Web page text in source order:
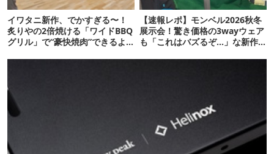
イワタニ新作、でかすぎる〜！
炙りやの2倍焼ける「ワイドBBQ
グリル」で“豪快焼肉”できるよ
【速報レポ】モンベル2026秋冬
展示会！驚き価格の3wayウェア
も「これはバズるぞ…」な新作